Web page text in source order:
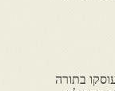
בתורה